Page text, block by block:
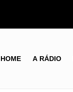
HOME A RÁDIO